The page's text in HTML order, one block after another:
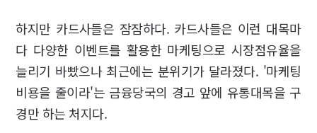
하지만 카드사들은 잠잠하다. 카드사들은 이런 대목마
다 다양한 이벤트를 활용한 마케팅으로 시장점유율을
늘리기 바빴으나 최근에는 분위기가 달라졌다. '마케팅
비용을 줄이라'는 금융당국의 경고 앞에 유통대목을 구
경만 하는 처지다.